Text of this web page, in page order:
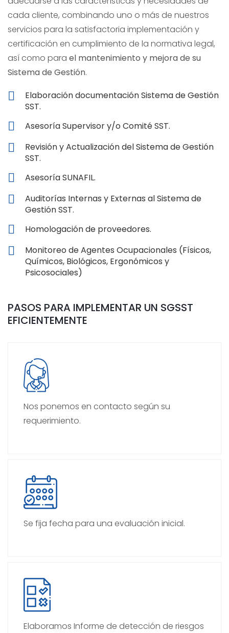
cada cliente, combinando uno o más de nuestros
servicios para la satisfactoria implementación y
certificación en cumplimiento de la normativa legal,
así como para el mantenimiento y mejora de su
Sistema de Gestión.
Elaboración documentación Sistema de Gestión
SST.
Asesoría Supervisor y/o Comité SST.
Revisión y Actualización del Sistema de Gestión
SST.
Asesoría SUNAFIL.
Auditorías Internas y Externas al Sistema de
Gestión SST.
Homologación de proveedores.
Monitoreo de Agentes Ocupacionales (Físicos,
Químicos, Biológicos, Ergonómicos y
Psicosociales)
PASOS PARA IMPLEMENTAR UN SGSST
EFICIENTEMENTE
Nos ponemos en contacto según su
requerimiento.
Se fija fecha para una evaluación inicial.
Elaboramos Informe de detección de riesgos